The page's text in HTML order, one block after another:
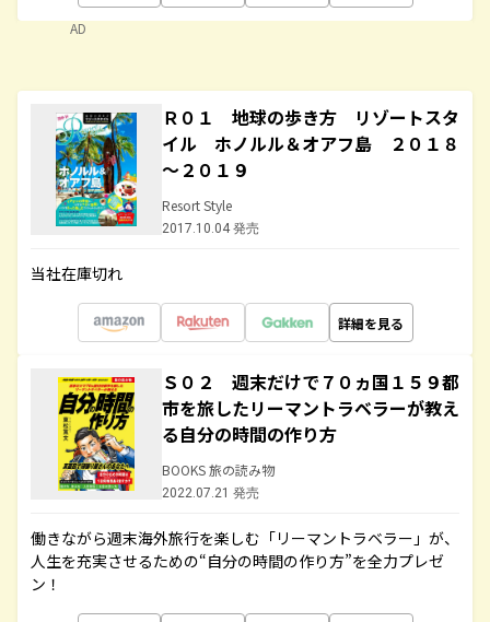
AD
Ｒ０１ 地球の歩き方 リゾートスタ
イル ホノルル＆オアフ島 ２０１８
～２０１９
Resort Style
2017.10.04 発売
当社在庫切れ
詳細を見る
Ｓ０２ 週末だけで７０ヵ国１５９都
市を旅したリーマントラベラーが教え
る自分の時間の作り方
BOOKS 旅の読み物
2022.07.21 発売
働きながら週末海外旅行を楽しむ「リーマントラベラー」が、
人生を充実させるための“自分の時間の作り方”を全力プレゼ
ン！